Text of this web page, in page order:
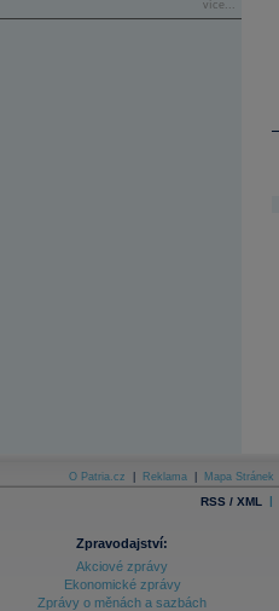
více...
O Patria.cz Reklama Mapa Stránek
RSS / XML |
Zpravodajství:
Akciové zprávy
Ekonomické zprávy
Zprávy o měnách a sazbách